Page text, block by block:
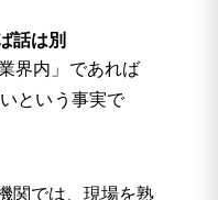
話は別
界内」であれば
という事実で
関では、現場を熟